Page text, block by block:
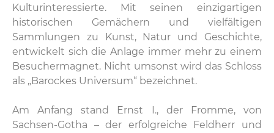
Kulturinteressierte. Mit seinen einzigartigen
historischen Gemächern und vielfältigen
Sammlungen zu Kunst, Natur und Geschichte,
entwickelt sich die Anlage immer mehr zu einem
Besuchermagnet. Nicht umsonst wird das Schloss
als „Barockes Universum“ bezeichnet.
Am Anfang stand Ernst I., der Fromme, von
Sachsen-Gotha – der erfolgreiche Feldherr und